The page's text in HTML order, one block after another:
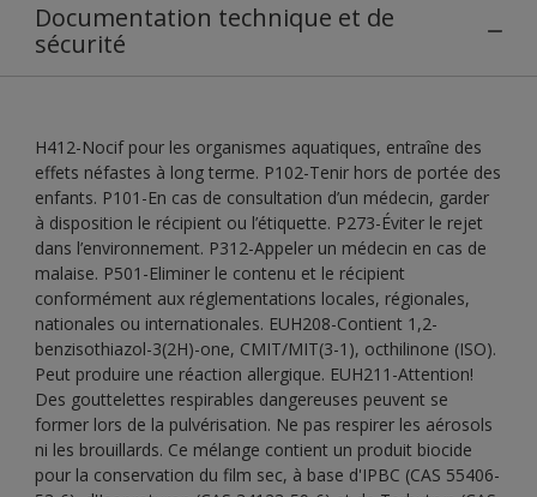
Documentation technique et de
sécurité
H412-Nocif pour les organismes aquatiques, entraîne des
effets néfastes à long terme. P102-Tenir hors de portée des
enfants. P101-En cas de consultation d’un médecin, garder
à disposition le récipient ou l’étiquette. P273-Éviter le rejet
dans l’environnement. P312-Appeler un médecin en cas de
malaise. P501-Eliminer le contenu et le récipient
conformément aux réglementations locales, régionales,
nationales ou internationales. EUH208-Contient 1,2-
benzisothiazol-3(2H)-one, CMIT/MIT(3-1), octhilinone (ISO).
Peut produire une réaction allergique. EUH211-Attention!
Des gouttelettes respirables dangereuses peuvent se
former lors de la pulvérisation. Ne pas respirer les aérosols
ni les brouillards. Ce mélange contient un produit biocide
pour la conservation du film sec, à base d'IPBC (CAS 55406-